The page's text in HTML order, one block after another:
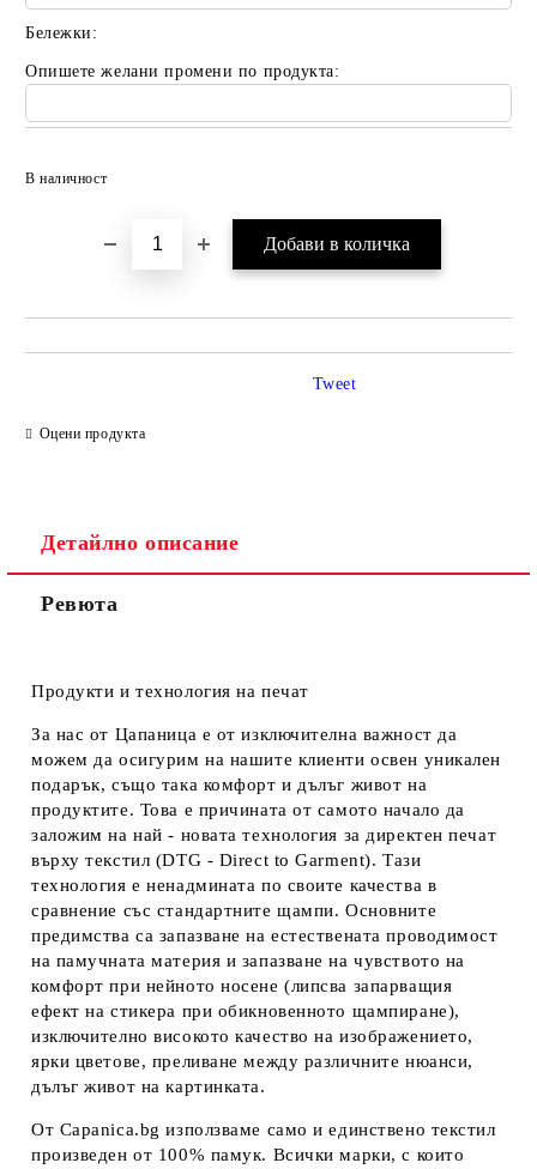
Бележки:
Опишете желани промени по продукта:
В наличност
Оцени продукта
Tweet
Детайлно описание
Ревюта
Продукти и технология на печат
За нас от Цапаница е от изключителна важност да
можем да осигурим на нашите клиенти освен уникален
подарък, също така комфорт и дълъг живот на
продуктите. Това е причината от самото начало да
заложим на най - новата технология за директен печат
върху текстил (DTG - Direct to Garment). Тази
технология е ненадмината по своите качества в
сравнение със стандартните щампи. Основните
предимства са запазване на естествената проводимост
на памучната материя и запазване на чувството на
комфорт при нейното носене (липсва запарващия
ефект на стикера при обикновенното щампиране),
изключително високото качество на изображението,
ярки цветове, преливане между различните нюанси,
дълъг живот на картинката.
От Capanica.bg използваме само и единствено текстил
произведен от 100% памук. Всички марки, с които